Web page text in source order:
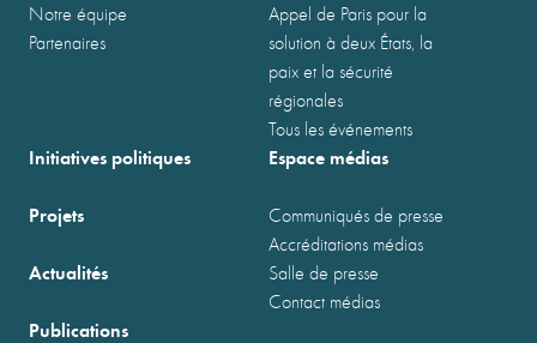
Notre équipe
Partenaires
Appel de Paris pour la
solution à deux États, la
paix et la sécurité
régionales
Tous les événements
Initiatives politiques
Projets
Actualités
Publications
Espace médias
Communiqués de presse
Accréditations médias
Salle de presse
Contact médias